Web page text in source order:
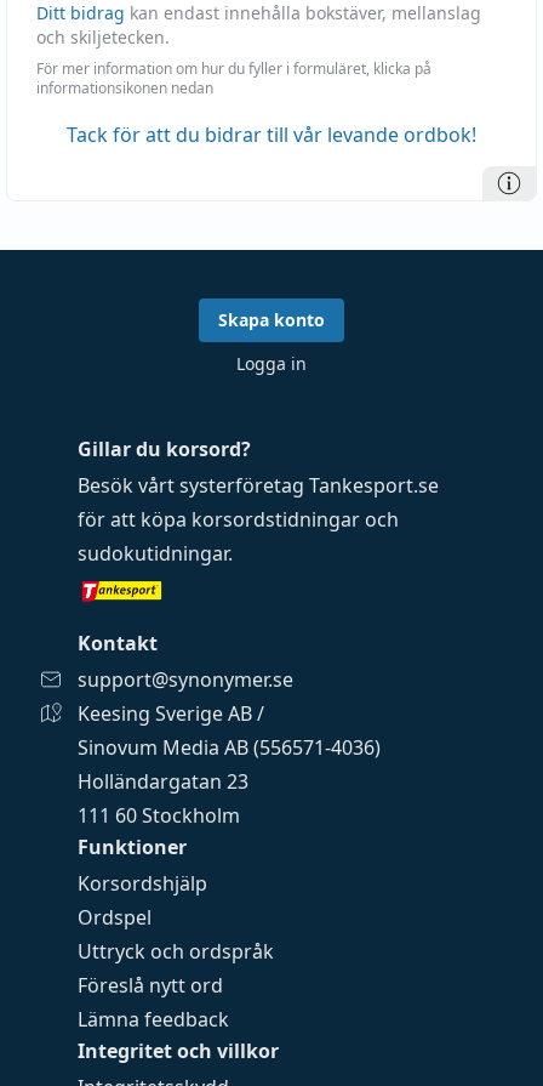
Ditt bidrag kan endast innehålla bokstäver, mellanslag
och skiljetecken.
För mer information om hur du fyller i formuläret, klicka på
informationsikonen nedan
Tack för att du bidrar till vår levande ordbok!
Funktioner
Korsordshjälp
Ordspel
Uttryck och ordspråk
Föreslå nytt ord
Lämna feedback
Integritet och villkor
Gillar du korsord?
Besök vårt systerföretag Tankesport.se
för att köpa korsordstidningar och
sudokutidningar.
Kontakt
support@synonymer.se
Keesing Sverige AB /
Sinovum Media AB (556571-4036)
Holländargatan 23
111 60 Stockholm
Skapa konto
Logga in